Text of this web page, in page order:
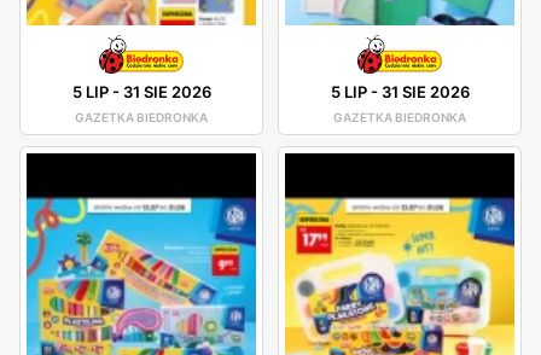
5 LIP- 31 SIE 2026
GAZETKA BIEDRONKA
5 LIP- 31 SIE 2026
GAZETKA BIEDRONKA